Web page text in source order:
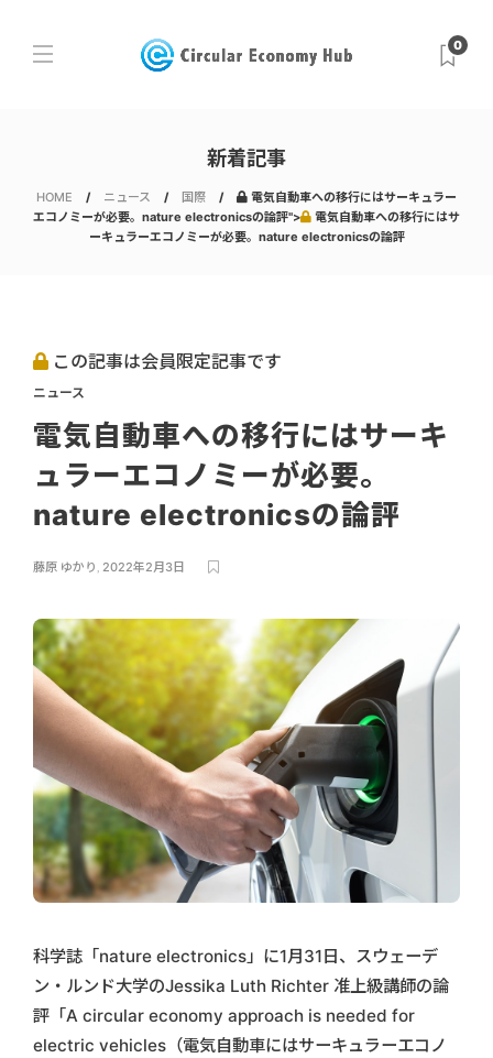
0
新着記事
HOME ニュース 国際
電気自動車への移行にはサーキュラー
エコノミーが必要。nature electronicsの論評">
電気自動車への移行にはサ
ーキュラーエコノミーが必要。nature electronicsの論評
この記事は会員限定記事です
ニュース
電気自動車への移行にはサーキ
ュラーエコノミーが必要。
nature electronicsの論評
藤原 ゆかり , 2022年2月3日
科学誌「nature electronics」に1月31日、スウェーデ
ン・ルンド大学のJessika Luth Richter 准上級講師の論
評「A circular economy approach is needed for
electric vehicles（電気自動車にはサーキュラーエコノ